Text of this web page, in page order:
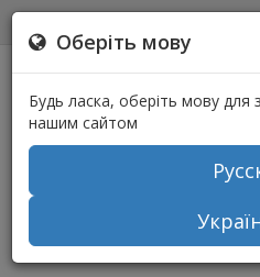
+38 (067)
+38 (073)
Оберіть мову
Будь ласка, оберіть мову для
нашим сайтом